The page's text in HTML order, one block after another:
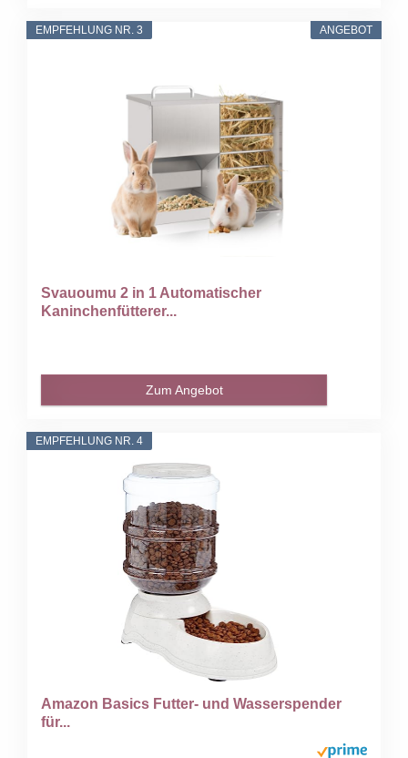
ANGEBOT
EMPFEHLUNG NR. 3
Svauoumu 2 in 1 Automatischer
Kaninchenfütterer...
Zum Angebot
EMPFEHLUNG NR. 4
Amazon Basics Futter- und Wasserspender
für...